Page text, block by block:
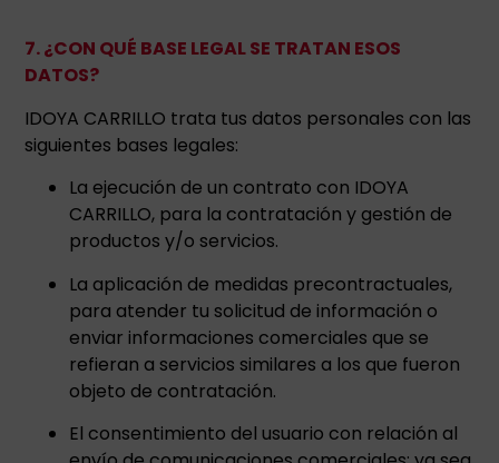
7. ¿CON QUÉ BASE LEGAL SE TRATAN ESOS
DATOS?
IDOYA CARRILLO trata tus datos personales con las
siguientes bases legales:
La ejecución de un contrato con IDOYA
CARRILLO, para la contratación y gestión de
productos y/o servicios.
La aplicación de medidas precontractuales,
para atender tu solicitud de información o
enviar informaciones comerciales que se
refieran a servicios similares a los que fueron
objeto de contratación.
El consentimiento del usuario con relación al